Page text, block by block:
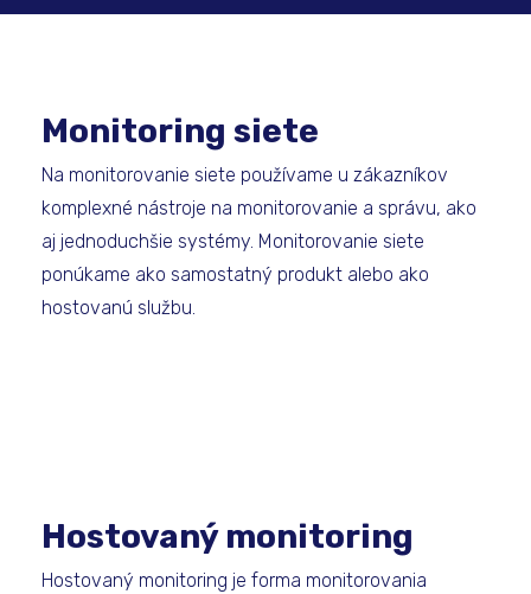
Monitoring siete
Na monitorovanie siete používame u zákazníkov
komplexné nástroje na monitorovanie a správu, ako
aj jednoduchšie systémy. Monitorovanie siete
ponúkame ako samostatný produkt alebo ako
hostovanú službu.
Hostovaný monitoring
Hostovaný monitoring je forma monitorovania